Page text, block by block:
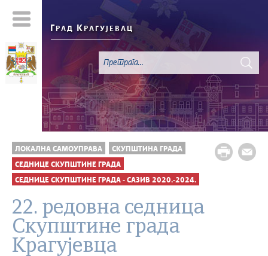
Г РАД К РАГУЈЕВАЦ
ЛОКАЛНА САМОУПРАВА СКУПШТИНА ГРАДА
СЕДНИЦЕ СКУПШТИНЕ ГРАДА
СЕДНИЦЕ СКУПШТИНЕ ГРАДА - САЗИВ 2020.-2024.
22. редовна седница
Скупштине града
Крагујевца